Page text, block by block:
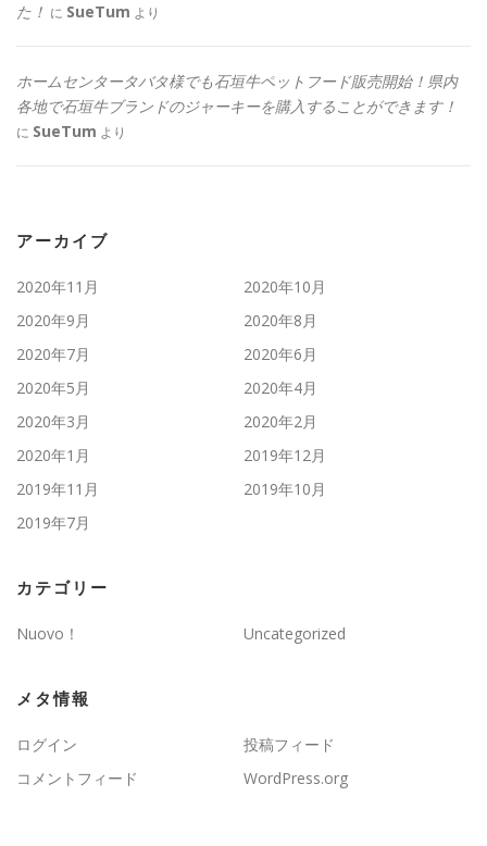
た！ に SueTum より
ホームセンタータバタ様でも石垣牛ペットフード販売開始！県内
各地で石垣牛ブランドのジャーキーを購入することができます！
に SueTum より
アーカイブ
2020年11月
2020年10月
2020年9月
2020年8月
2020年7月
2020年6月
2020年5月
2020年4月
2020年3月
2020年2月
2020年1月
2019年12月
2019年11月
2019年10月
2019年7月
カテゴリー
Nuovo！ Uncategorized
メタ情報
ログイン
投稿フィード
コメントフィード
WordPress.org